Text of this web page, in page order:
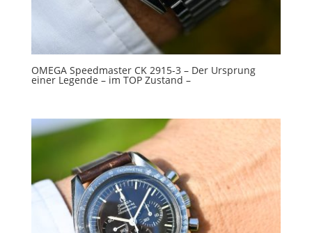
OMEGA Speedmaster CK 2915-3 – Der Ursprung
einer Legende – im TOP Zustand –